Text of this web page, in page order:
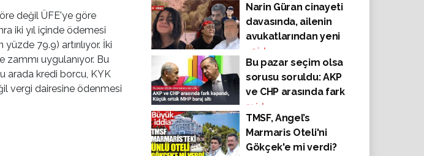
değil ÜFE'ye göre
iki yıl içinde ödemesi
79.9) artırılıyor. İki
zammı uygulanıyor. Bu
arada kredi borcu, KYK
vergi dairesine ödenmesi
Narin Güran cinayeti
davasında, ailenin
avukatlarından yeni
hamle: Tutuklu 4
kişinin tahliyesi için
başvuru yaptılar!
40 izlenme
Bu pazar seçim olsa
sorusu soruldu: AKP
ve CHP arasında fark
kapandı, Küçük ortak
MHP baraj altı
51 izlenme
TMSF, Angel’s
Marmaris Oteli'ni
Gökçek'e mi verdi?